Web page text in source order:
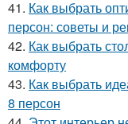
41. Как выбрать
персон: советы и
42. Как выбрать
комфорту
43. Как выбрать
8 персон